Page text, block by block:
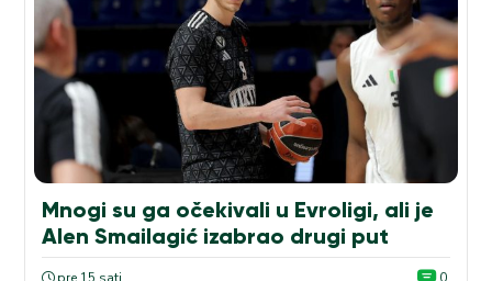
Mnogi su ga očekivali u Evroligi, ali je
Alen Smailagić izabrao drugi put